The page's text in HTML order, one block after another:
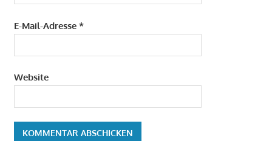
E-Mail-Adresse *
Website